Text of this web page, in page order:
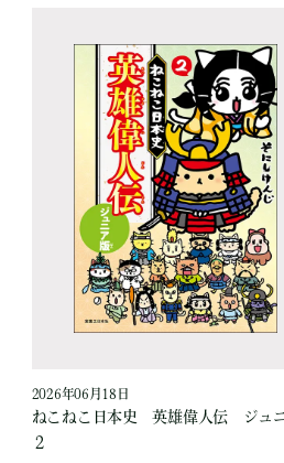
2026年06月18日
ねこねこ日本史 英雄偉人伝 ジュ
２